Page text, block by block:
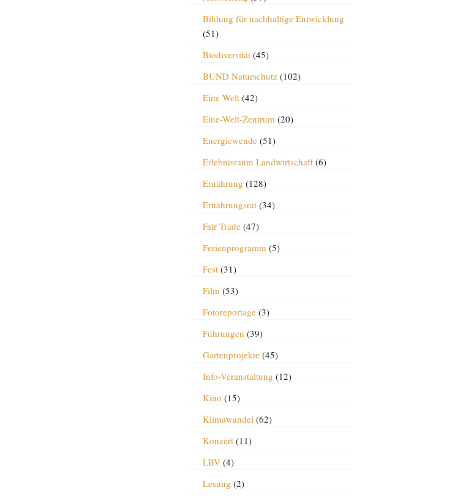
Bildung für nachhaltige Entwicklung
(51)
Biodiversität(45)
BUND Naturschutz(102)
Eine Welt(42)
Eine-Welt-Zentrum(20)
Energiewende(51)
Erlebnisraum Landwirtschaft(6)
Ernährung (128)
Ernährungsrat(34)
Fair Trade(47)
Ferienprogramm(5)
Fest(31)
Film(53)
Fotoreportage(3)
Führungen (39)
Gartenprojekte(45)
Info-Veranstaltung (12)
Kino (15)
Klimawandel(62)
Konzert(11)
LBV(4)
Lesung (2)